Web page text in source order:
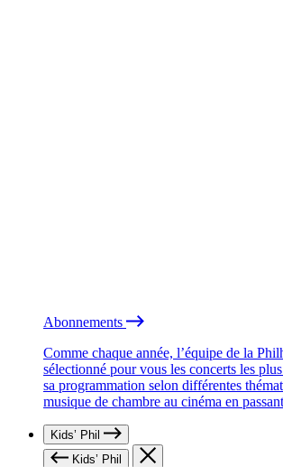
Abonnements
Comme chaque année, l’équipe de la
sélectionné pour vous les concerts les
sa programmation selon différentes
musique de chambre au cinéma en
Kids’ Phil
Kids’ Phil